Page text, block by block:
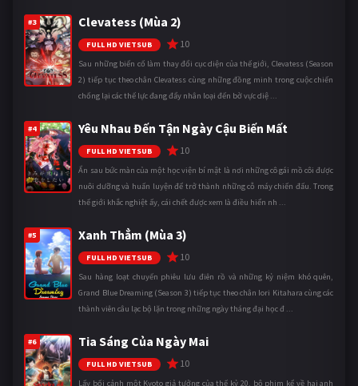
#3 Clevatess (Mùa 2)
FULL HD VIETSUB 10
Sau những biến cố làm thay đổi cục diện của thế giới, Clevatess (Season
2) tiếp tục theo chân Clevatess cùng những đồng minh trong cuộc chiến
chống lại các thế lực đang đẩy nhân loại đến bờ vực diệ ...
#4 Yêu Nhau Đến Tận Ngày Cậu Biến Mất
FULL HD VIETSUB 10
Ẩn sau bức màn của một học viện bí mật là nơi những cô gái mồ côi được
nuôi dưỡng và huấn luyện để trở thành những cỗ máy chiến đấu. Trong
thế giới khắc nghiệt ấy, cái chết được xem là điều hiển nh ...
#5 Xanh Thẳm (Mùa 3)
FULL HD VIETSUB 10
Sau hàng loạt chuyến phiêu lưu điên rồ và những kỷ niệm khó quên,
Grand Blue Dreaming (Season 3) tiếp tục theo chân Iori Kitahara cùng các
thành viên câu lạc bộ lặn trong những ngày tháng đại học đ ...
#6 Tia Sáng Của Ngày Mai
FULL HD VIETSUB 10
Lấy bối cảnh một Kyoto giả tưởng của thế kỷ 20, bộ phim kể về hai anh